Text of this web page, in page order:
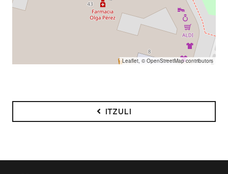
Leaflet, ©OpenStreetMapcontributors
ITZULI